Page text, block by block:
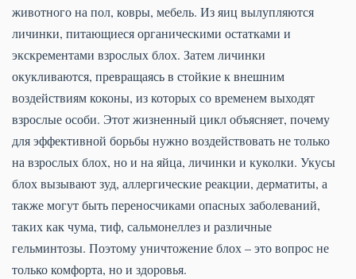
животного на пол, ковры, мебель. Из яиц вылупляются
личинки, питающиеся органическими остатками и
экскрементами взрослых блох. Затем личинки
окукливаются, превращаясь в стойкие к внешним
воздействиям коконы, из которых со временем выходят
взрослые особи. Этот жизненный цикл объясняет, почему
для эффективной борьбы нужно воздействовать не только
на взрослых блох, но и на яйца, личинки и куколки. Укусы
блох вызывают зуд, аллергические реакции, дерматиты, а
также могут быть переносчиками опасных заболеваний,
таких как чума, тиф, сальмонеллез и различные
гельминтозы. Поэтому уничтожение блох – это вопрос не
только комфорта, но и здоровья.